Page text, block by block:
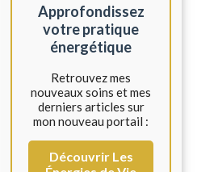
Approfondissez
votre pratique
énergétique
Retrouvez mes
nouveaux soins et mes
derniers articles sur
mon nouveau portail :
Découvrir Les